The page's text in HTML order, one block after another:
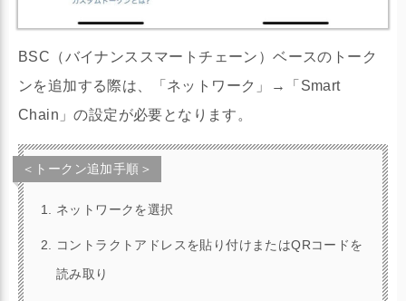
BSC（バイナンススマートチェーン）ベースのトーク
ンを追加する際は、「ネットワーク」→「Smart
Chain」の設定が必要となります。
＜トークン追加手順＞
ネットワークを選択
コントラクトアドレスを貼り付けまたはQRコードを
読み取り